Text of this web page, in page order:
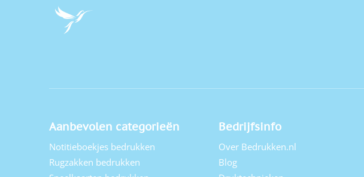
Aanbevolen categorieën
Notitieboekjes bedrukken
Rugzakken bedrukken
Bedrijfsinfo
Over Bedrukken.nl
Blog